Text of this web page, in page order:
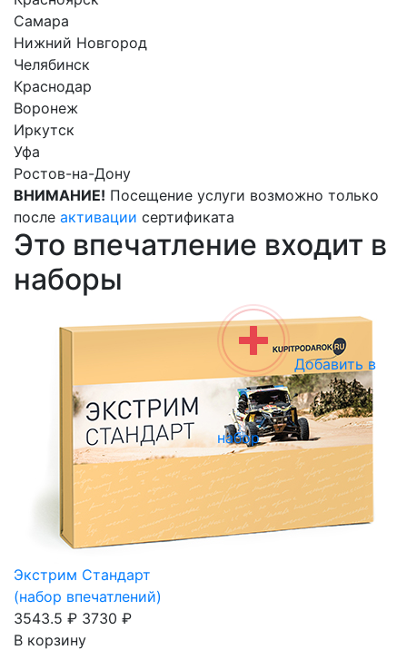
Самара
Нижний Новгород
Челябинск
Краснодар
Воронеж
Иркутск
Уфа
Ростов-на-Дону
ВНИМАНИЕ! Посещение услуги возможно только
после активации сертификата
Это впечатление входит в
наборы
Экстрим Стандарт
(набор впечатлений)
3543.5 ₽ 3730 ₽
В корзину
Добавить в
набор